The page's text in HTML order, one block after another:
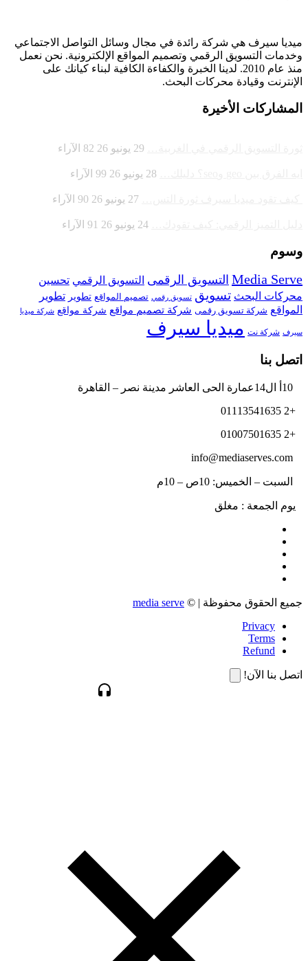
ميديا ​​سيرف هي شركة رائدة في مجال وسائل التواصل الاجتماعي
وخدمات التسويق الرقمي وتصميم المواقع الإلكترونية. نحن نعمل
منذ عام 2010. لدينا الخبرة والكفاءة الكافية لبناء كيانك على
الإنترنت وقيادة محركات البحث.
المشاركات الأخيرة
29 يونيو 26 82 الآراء
28 يونيو 26 99 الآراء
27 يونيو 26 90 الآراء
24 يونيو 26 91 الآراء
وسوم
Media Serve التسويق الرقمى التسويق الرقمي تحسين
محركات البحث تسويق تسويق رقمي تصميم المواقع تطوير تطوير
المواقع شركة تسويق رقمى شركة تصميم مواقع شركة مواقع شركة ميديا
سيرف شركة نت ميديا سيرف
اتصل بنا
+2 01113541635
+2 01007501635
السبت – الخميس: 10ص – 10م
يوم الجمعة : مغلق
جميع الحقوق محفوظة | © media serve
Privacy
Terms
Refund
اتصل بنا الآن!